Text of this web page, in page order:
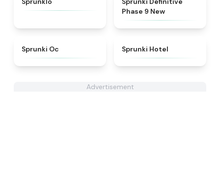
Phase 9 New
Sprunki Oc Sprunki Hotel
Advertisement